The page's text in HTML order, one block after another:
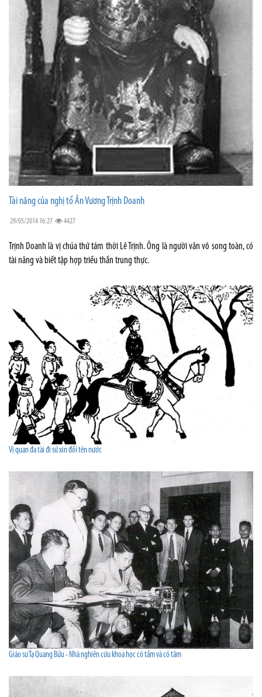
Tài năng của nghị tổ Ân Vương Trịnh Doanh
29/05/2014 16:27 4427
Trịnh Doanh là vị chúa thứ tám thời Lê Trịnh. Ông là người văn võ song toàn, có
tài năng và biết tập hợp triều thần trung thực.
Vị quan đa tài đi sứ xin đổi tên nước
Giáo sư Tạ Quang Bửu - Nhà nghiên cứu khoa học có tầm và có tâm